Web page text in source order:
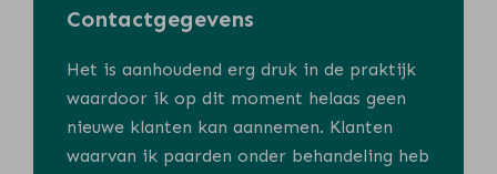
Contactgegevens
Het is aanhoudend erg druk in de praktijk
waardoor ik op dit moment helaas geen
nieuwe klanten kan aannemen. Klanten
waarvan ik paarden onder behandeling heb